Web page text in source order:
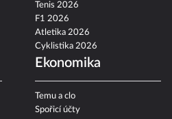
Tenis 2026
F1 2026
Atletika 2026
Cyklistika 2026
Ekonomika
Temu a clo
Spořicí účty